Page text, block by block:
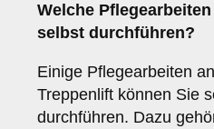
Welche
selbst durchführen?
Einige Pflegearbeiten
Treppenlift können Sie
durchführen. Dazu